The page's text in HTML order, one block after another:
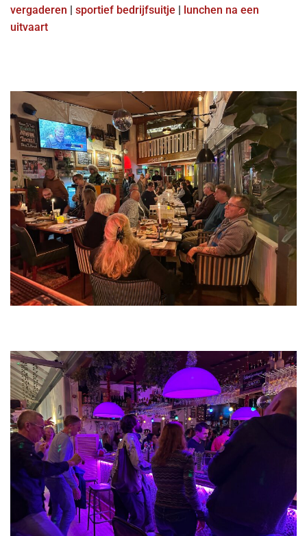
vergaderen | sportief bedrijfsuitje | lunchen na een
uitvaart